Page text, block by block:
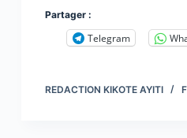
Partager :
Telegram
REDACTION KIKOTE AYITI